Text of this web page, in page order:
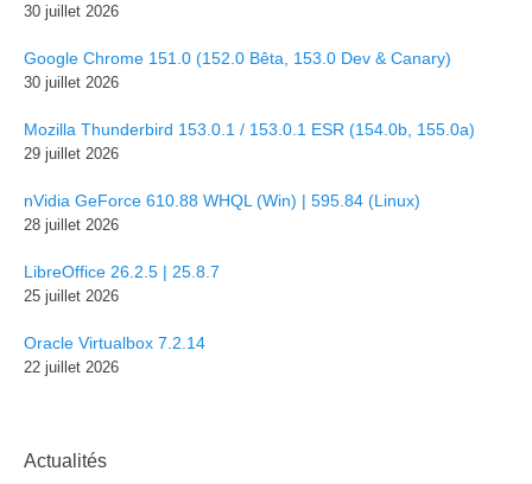
30 juillet 2026
Google Chrome 151.0 (152.0 Bêta, 153.0 Dev & Canary)
30 juillet 2026
Mozilla Thunderbird 153.0.1 / 153.0.1 ESR (154.0b, 155.0a)
29 juillet 2026
nVidia GeForce 610.88 WHQL (Win) | 595.84 (Linux)
28 juillet 2026
LibreOffice 26.2.5 | 25.8.7
25 juillet 2026
Oracle Virtualbox 7.2.14
22 juillet 2026
Actualités